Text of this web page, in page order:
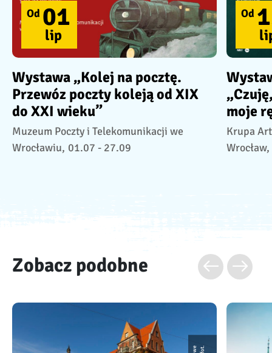
Od 01
lip
Wystawa „Kolej na pocztę.
Przewóz poczty koleją od XIX
do XXI wieku”
Muzeum Poczty i Telekomunikacji we
Wrocławiu, 01.07 - 27.09
Od
moje
Krupa
Wrocław,
Zobacz podobne